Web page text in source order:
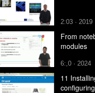
2:03 · 2019
From
modules
6:,0 · 2024
11